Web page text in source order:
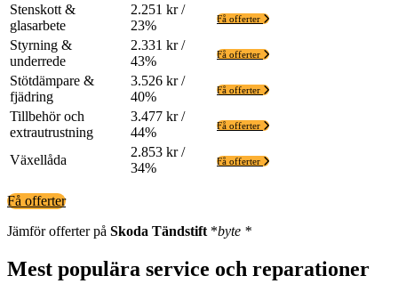
Stenskott &
glasarbete
2.251 kr /
23%
Få offerter
Styrning &
underrede
2.331 kr /
43%
Få offerter
Stötdämpare &
fjädring
3.526 kr /
40%
Få offerter
Tillbehör och
extrautrustning
3.477 kr /
44%
Få offerter
Växellåda
2.853 kr /
34%
Få offerter
Få offerter
Jämför offerter på Skoda Tändstift *byte *
Mest populära service och reparationer